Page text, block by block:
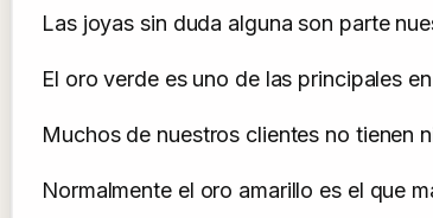
Las joyas sin duda alguna son parte
El oro verde es uno de las principales
Muchos de nuestros clientes no tienen
Normalmente el oro amarillo es el que